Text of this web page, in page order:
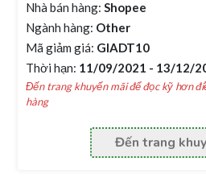
Nhà bán hàng: Shopee
Ngành hàng: Other
Mã giảm giá: GIADT10
Thời hạn: 11/09/2021 - 13/12/
Đến trang khuyến mãi để đọc kỹ hơn
hàng
Đến trang